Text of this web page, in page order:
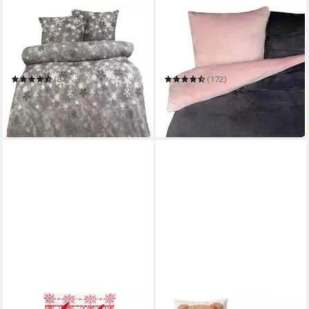
LEONADO VICENTI
Bettwäsche Winter flauschig
warm
135 x 200 cm B/L
(51)
ab 18,50 € UVP24,42 €
-24%
in 2-3 Werktagen bei dir
ONE HOME
Bettwäsche Winter
Cashmere Touch
135 x 200 cm B/L
(172)
ab 27,90 € UVP34,95 €
-20%
in 2-3 Werktagen bei dir
ONE HOME
LEONADO VICENTI